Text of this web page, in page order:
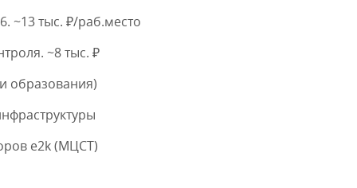
~13 тыс. ₽/раб.место
~8 тыс. ₽
образования)
e2k (МЦСТ)